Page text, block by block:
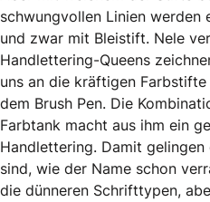
schwungvollen Linien werden
und zwar mit Bleistift. Nele
Handlettering-Queens
uns an die kräftigen
dem Brush Pen. Die
Farbtank macht aus ihm ein
Handlettering. Damit
sind, wie der Name schon
die dünneren Schrifttypen,